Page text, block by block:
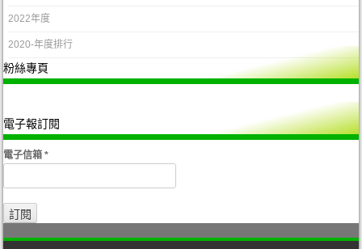
2022年度
2020-年度排行
粉絲專頁
電子報訂閱
電子信箱*